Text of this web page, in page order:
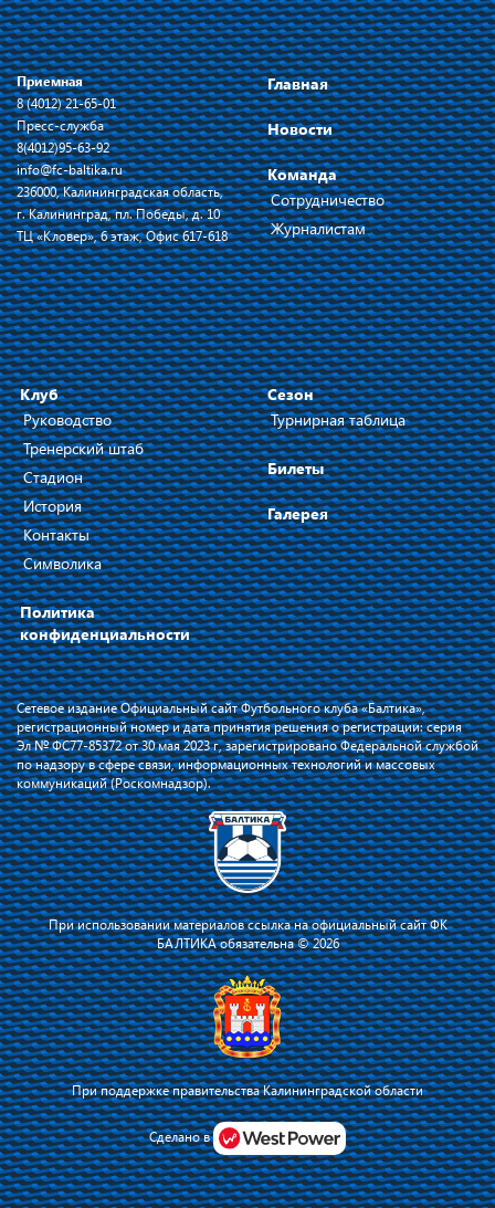
Я соглашаюсь с тем, что владелец сайта использует файлы cookie для
повышения удобства работы на сайте и сервис Яндекс.Метрика. Оставаясь
на сайте, я соглашаюсь сполитикой их применения.
Принять
Приемная
8 (4012) 21-65-01
Пресс-служба
8(4012)95-63-92
info@fc-baltika.ru
236000, Калининградская область,
г. Калининград, пл. Победы, д. 10
ТЦ «Кловер», 6 этаж, Офис 617-618
Главная
Новости
Команда
Сотрудничество
Журналистам
Клуб
Руководство
Тренерский штаб
Стадион
История
Контакты
Символика
Политика
конфиденциальности
Сезон
Турнирная таблица
Билеты
Галерея
Сетевое издание Официальный сайт Футбольного клуба «Балтика»,
регистрационный номер и дата принятия решения о регистрации: серия
Эл № ФС77-85372 от 30 мая 2023 г, зарегистрировано Федеральной службой
по надзору в сфере связи, информационных технологий и массовых
коммуникаций (Роскомнадзор).
При использовании материалов ссылка на официальный сайт ФК
БАЛТИКА обязательна © 2026
При поддержке правительства Калининградской области
Сделано в